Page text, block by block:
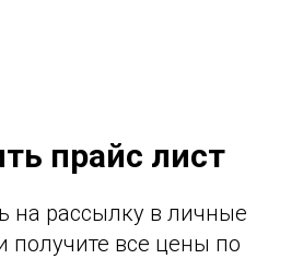
прайс лист
на рассылку в личные
получите все цены по